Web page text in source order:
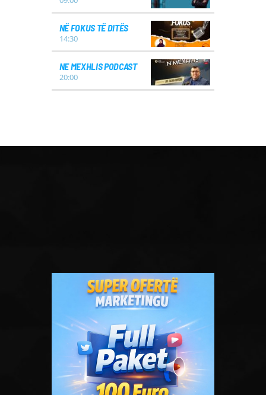
NË FOKUS TË DITËS
14:30
NE MEXHLIS PODCAST
20:00